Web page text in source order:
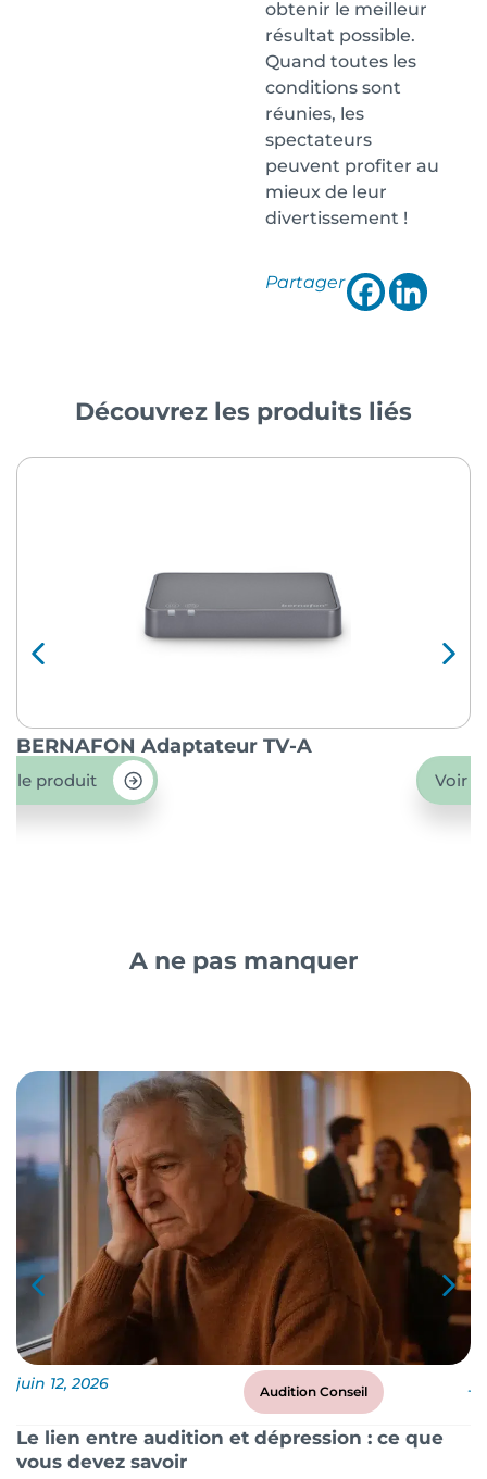
obtenir le meilleur
résultat possible.
Quand toutes les
conditions sont
réunies, les
spectateurs
peuvent profiter au
mieux de leur
divertissement !
Partager
Découvrez les produits liés
BERNAFON Adaptateur TV-A
le produit Voir
A ne pas manquer
juin 12, 2026 Audition Conseil
Le lien entre audition et dépression : ce que
vous devez savoir